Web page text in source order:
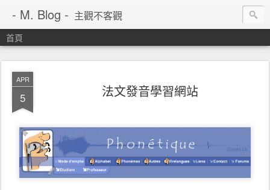
- M. Blog - 主觀不客觀
首頁
APR
5 法文發音學習網站